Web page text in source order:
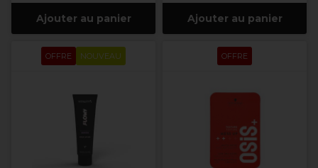
Ajouter au panier Ajouter au panier
OFFRE NOUVEAU OFFRE